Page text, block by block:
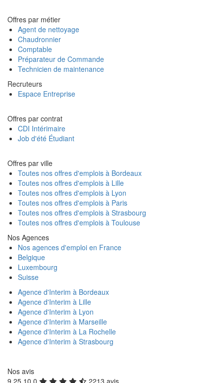
Offres par métier
Agent de nettoyage
Chaudronnier
Comptable
Préparateur de Commande
Technicien de maintenance
Recruteurs
Espace Entreprise
Offres par contrat
CDI Intérimaire
Job d'été Étudiant
Offres par ville
Toutes nos offres d'emplois à Bordeaux
Toutes nos offres d'emplois à Lille
Toutes nos offres d'emplois à Lyon
Toutes nos offres d'emplois à Paris
Toutes nos offres d'emplois à Strasbourg
Toutes nos offres d'emplois à Toulouse
Nos Agences
Nos agences d'emploi en France
Belgique
Luxembourg
Suisse
Agence d'Interim à Bordeaux
Agence d'Interim à Lille
Agence d'Interim à Lyon
Agence d'Interim à Marseille
Agence d'Interim à La Rochelle
Agence d'Interim à Strasbourg
Nos avis
9.25 10 0
2213 avis